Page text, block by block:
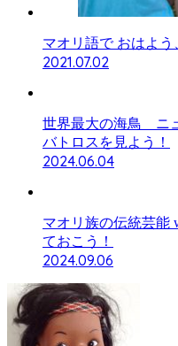
マオリ語で おはよう
2021.07.02
世界最大の海鳥 ニ
バトロスを見よう！
2024.06.04
マオリ族の伝統芸能
ておこう！
2024.09.06